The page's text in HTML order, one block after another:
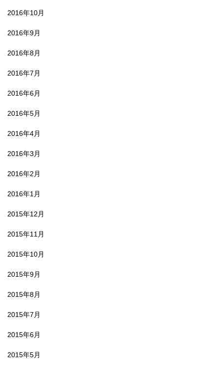
2016年10月
2016年9月
2016年8月
2016年7月
2016年6月
2016年5月
2016年4月
2016年3月
2016年2月
2016年1月
2015年12月
2015年11月
2015年10月
2015年9月
2015年8月
2015年7月
2015年6月
2015年5月